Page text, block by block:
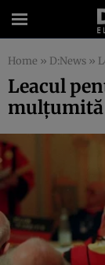
Home » D:News »
Leacul
mulţumită